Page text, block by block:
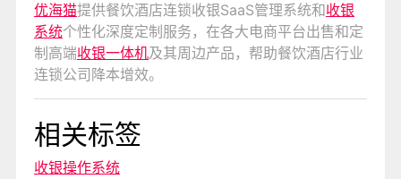
优海猫提供餐饮酒店连锁收银SaaS管理系统和收银
系统个性化深度定制服务，在各大电商平台出售和定
制高端收银一体机及其周边产品，帮助餐饮酒店行业
连锁公司降本增效。
相关标签
收银操作系统